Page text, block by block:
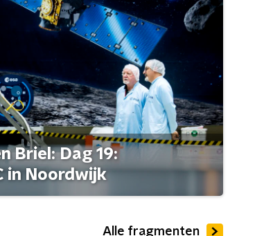
Briel: Dag 19:
in Noordwijk
Alle fragmenten